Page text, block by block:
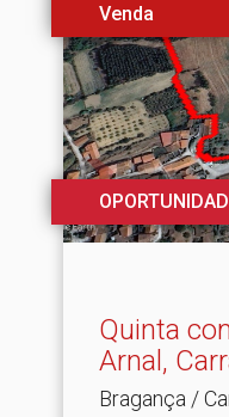
Venda
Quinta
Arnal,
Bragança /